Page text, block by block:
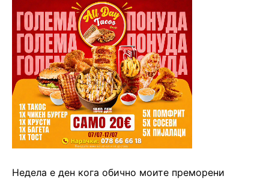
Недела е ден кога обично моите преморени